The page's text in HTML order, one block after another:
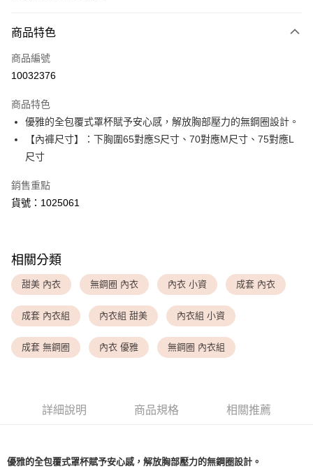
信用卡一次付款
超商取貨付款
Apple Pay
運送方式
<無合作配送請勿選取>萊爾富取貨付款
每筆NT$9,999
<無合作配送請勿選取>付款後萊爾富取貨
每筆NT$9,999
7-11取貨付款
每筆NT$80，滿NT$1,500(含以上)免運費
每筆NT$100，滿NT$1,500(含以上)免運費
商品特色
商品編號
10032376
商品特色
優雅的全包覆式罩杯賦予安心感，解放胸部壓力的無鋼圈設計。
【內褲尺寸】：下胸圍65對應S尺寸、70對應M尺寸、75對應L
尺寸
銷售重點
貨號：1025061
相關分類
甜美 內衣 無鋼圈 內衣 內衣 小資 成套 內衣
成套 內衣組 內衣組 甜美 內衣組 小資
成套 無鋼圈 內衣 優雅 無鋼圈 內衣組
詳細說明 商品規格 相關推薦
優雅的全包覆式罩杯賦予安心感，解放胸部壓力的無鋼圈設計。